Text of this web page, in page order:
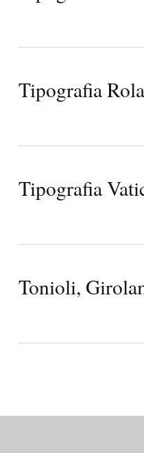
Tipografia
Tipografia
Tonioli,